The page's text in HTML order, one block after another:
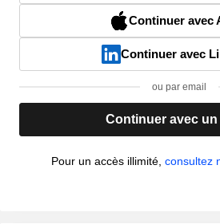
Continuer avec
Continuer avec
ou par email
Continuer avec un
Pour un accès illimité, consultez